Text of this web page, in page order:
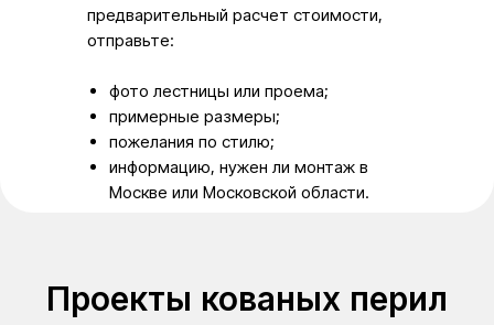
предварительный расчет стоимости,
отправьте:
фото лестницы или проема;
примерные размеры;
пожелания по стилю;
информацию, нужен ли монтаж в
Москве или Московской области.
Проекты кованых перил